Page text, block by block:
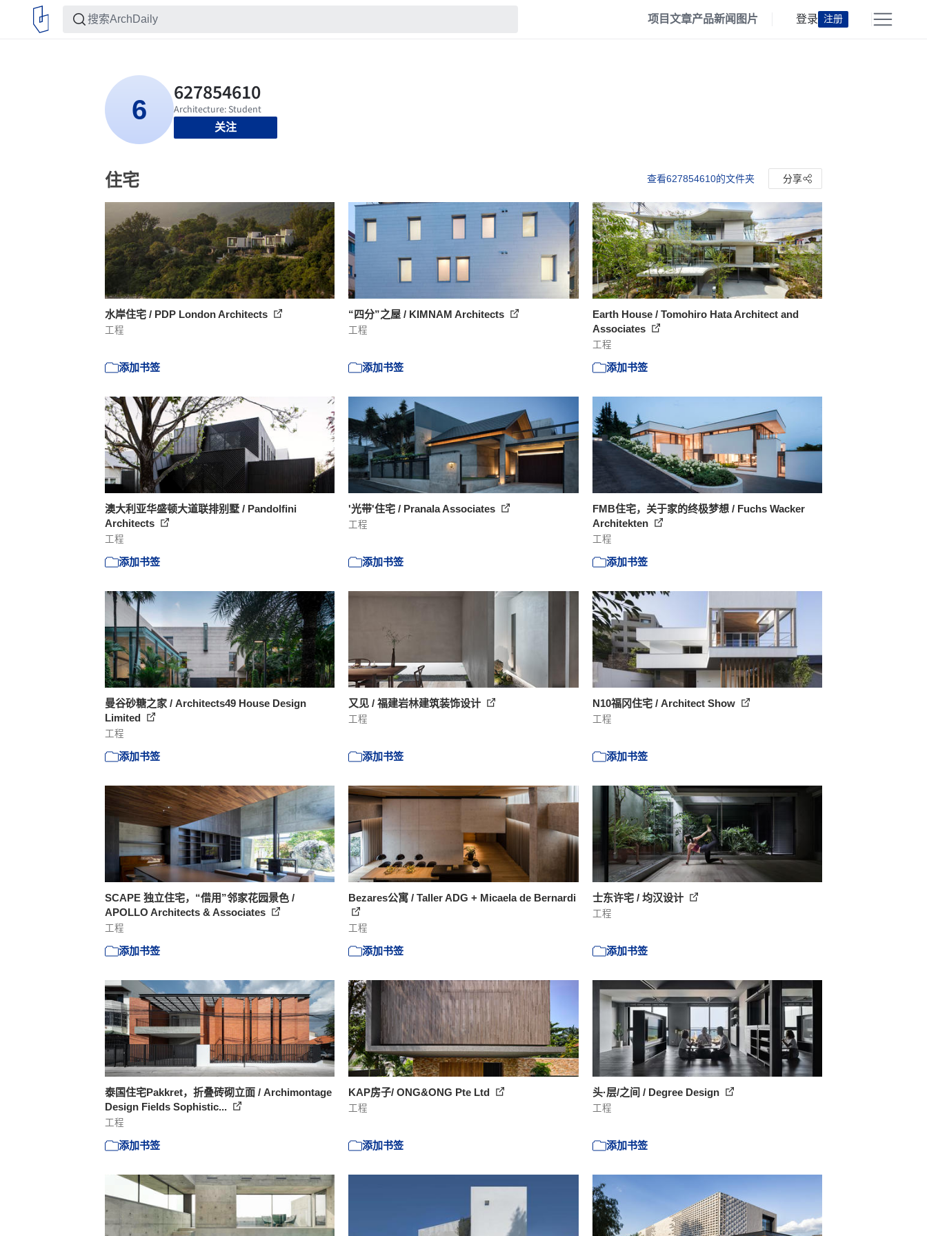
项目文章产品新闻 图片 登录 注册
关注
住宅 查看627854610的文件夹 分享
水岸住宅 / PDP London Architects
工程
添加书签
“四分”之屋 / KIMNAM Architects
工程
添加书签
Earth House / Tomohiro Hata Architect and
Associates
工程
添加书签
澳大利亚华盛顿大道联排别墅 / Pandolfini
Architects
工程
添加书签
'光带'住宅 / Pranala Associates
工程
添加书签
FMB住宅，关于家的终极梦想 / Fuchs Wacker
Architekten
工程
添加书签
曼谷砂糖之家 / Architects49 House Design
Limited
工程
添加书签
又见 / 福建岩林建筑装饰设计
工程
添加书签
N10福冈住宅 / Architect Show
工程
添加书签
SCAPE 独立住宅，“借用”邻家花园景色 /
APOLLO Architects & Associates
工程
添加书签
Bezares公寓 / Taller ADG + Micaela de Bernardi
工程
添加书签
士东许宅 / 均汉设计
工程
添加书签
泰国住宅Pakkret，折叠砖砌立面 / Archimontage
Design Fields Sophistic...
工程
添加书签
KAP房子/ ONG&ONG Pte Ltd
工程
添加书签
头·层/之间 / Degree Design
工程
添加书签